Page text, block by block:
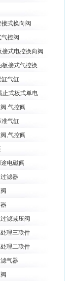
式换向阀
控阀
式电控换向阀
接式气控换
缸气缸
止式板式单电
.气控阀
准气缸
,气控阀
电磁阀
滤器
滤减压阀
理三联件
理二联件
气器